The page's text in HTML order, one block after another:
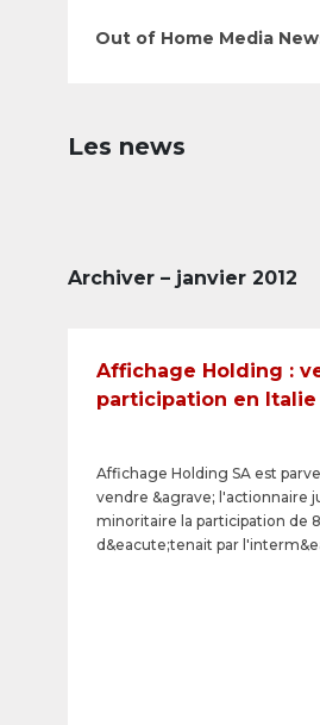
Out of Home Media
Les news
Archiver – janvier 2012
Affichage Holding :
participation en Italie
Affichage Holding SA est
vendre &agrave; l'actionnaire
minoritaire la participation de
d&eacute;tenait par